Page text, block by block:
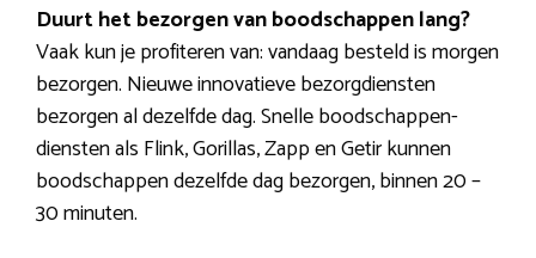
Duurt het bezorgen van boodschappen lang?
Vaak kun je profiteren van: vandaag besteld is morgen
bezorgen. Nieuwe innovatieve bezorgdiensten
bezorgen al dezelfde dag. Snelle boodschappen-
diensten als Flink, Gorillas, Zapp en Getir kunnen
boodschappen dezelfde dag bezorgen, binnen 20 –
30 minuten.